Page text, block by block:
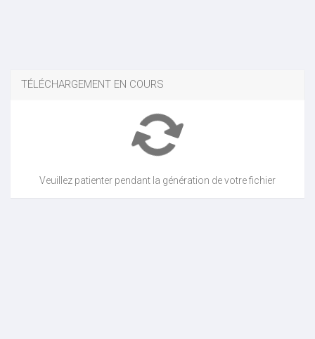
TÉLÉCHARGEMENT EN COURS
Veuillez patienter pendant la génération de votre fichier